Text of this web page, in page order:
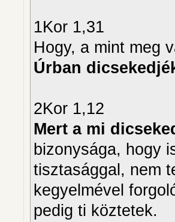
1Kor 1,31
Hogy, a mint meg
Úrban
2Kor 1,12
Mert a mi
bizonysága, hogy
tisztasággal, nem
kegyelmével
pedig ti köztetek.